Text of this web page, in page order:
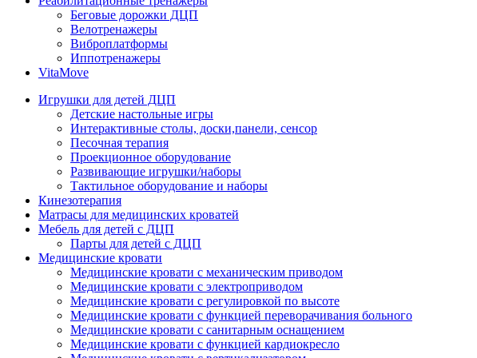
Беговые дорожки ДЦП
Велотренажеры
Виброплатформы
Иппотренажеры
VitaMove
Игрушки для детей ДЦП
Детские настольные игры
Интерактивные столы, доски,панели, сенсор
Песочная терапия
Проекционное оборудование
Развивающие игрушки/наборы
Тактильное оборудование и наборы
Кинезотерапия
Матрасы для медицинских кроватей
Мебель для детей с ДЦП
Парты для детей с ДЦП
Медицинские кровати
Медицинские кровати с механическим приводом
Медицинские кровати с электроприводом
Медицинские кровати с регулировкой по высоте
Медицинские кровати с функцией переворачивания больного
Медицинские кровати с санитарным оснащением
Медицинские кровати с функцией кардиокресло